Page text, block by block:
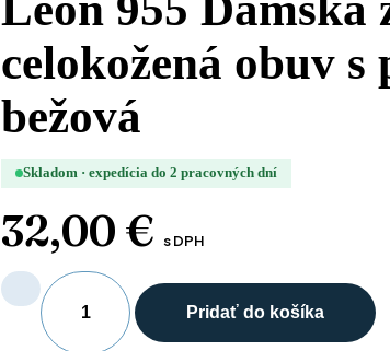
celokožená obuv s
bežová
Skladom · expedícia do 2 pracovných dní
32,00 € s DPH
množstvo
Leon
Pridať do košíka